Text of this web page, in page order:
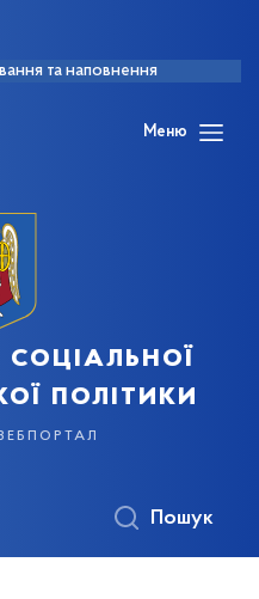
та наповнення
Меню
політики
Пошук